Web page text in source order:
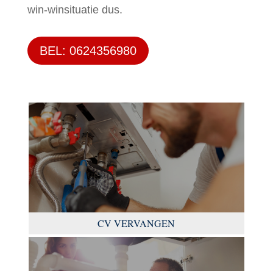
win-winsituatie dus.
BEL: 0624356980
CV VERVANGEN